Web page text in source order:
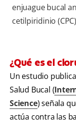
enjuague bucal
cetilpiridinio
¿Qué es el
Un estudio
Salud Bucal (
Science) señala
actúa contra las